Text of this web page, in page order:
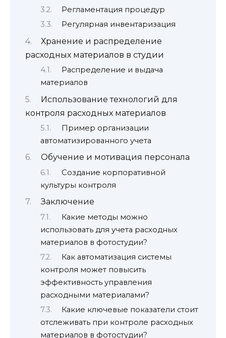
Регламентация процедур
Регулярная инвентаризация
Хранение и распределение
расходных материалов в студии
Распределение и выдача
материалов
Использование технологий для
контроля расходных материалов
Пример организации
автоматизированного учета
Обучение и мотивация персонала
Создание корпоративной
культуры контроля
Заключение
Какие методы можно
использовать для учета расходных
материалов в фотостудии?
Как автоматизация системы
контроля может повысить
эффективность управления
расходными материалами?
Какие ключевые показатели стоит
отслеживать при контроле расходных
материалов в фотостудии?